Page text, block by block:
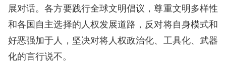
展对话。各方要践行全球文明倡议，尊重文明多样性
和各国自主选择的人权发展道路，反对将自身模式和
好恶强加于人，坚决对将人权政治化、工具化、武器
化的言行说不。